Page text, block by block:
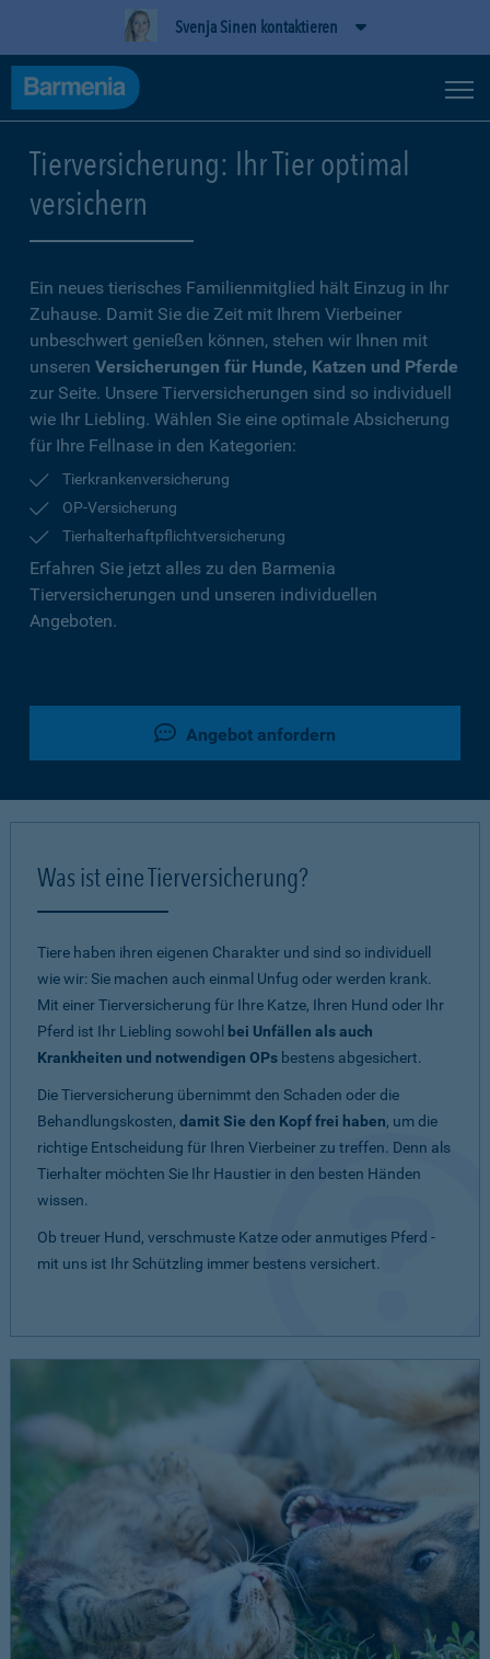
Svenja Sinen kontaktieren
Tierversicherung: Ihr Tier optimal
versichern
Ein neues tierisches Familienmitglied hält Einzug in Ihr
Zuhause. Damit Sie die Zeit mit Ihrem Vierbeiner
unbeschwert genießen können, stehen wir Ihnen mit
unseren Versicherungen für Hunde, Katzen und Pferde
zur Seite. Unsere Tierversicherungen sind so individuell
wie Ihr Liebling. Wählen Sie eine optimale Absicherung
für Ihre Fellnase in den Kategorien:
Tierkrankenversicherung
OP-Versicherung
Tierhalterhaftpflichtversicherung
Erfahren Sie jetzt alles zu den Barmenia
Tierversicherungen und unseren individuellen
Angeboten.
Angebot anfordern
Was ist eine Tierversicherung?
Tiere haben ihren eigenen Charakter und sind so individuell
wie wir: Sie machen auch einmal Unfug oder werden krank.
Mit einer Tierversicherung für Ihre Katze, Ihren Hund oder Ihr
Pferd ist Ihr Liebling sowohl
bei Unfällen als auch
Krankheiten und notwendigen OPs bestens abgesichert.
Die Tierversicherung übernimmt den Schaden oder die
Behandlungskosten, damit Sie den Kopf frei haben, um die
richtige Entscheidung für Ihren Vierbeiner zu treffen. Denn als
Tierhalter möchten Sie Ihr Haustier in den besten Händen
wissen.
Ob treuer Hund, verschmuste Katze oder anmutiges Pferd -
mit uns ist Ihr Schützling immer bestens versichert.